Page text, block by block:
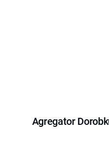
Agregator